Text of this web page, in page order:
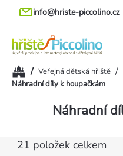
Přejít
info@hriste-piccolino.cz
Domů/ Veřejná dětská hřiště /
Náhradní díly k houpačkám
Náhradní
21 položek celkem